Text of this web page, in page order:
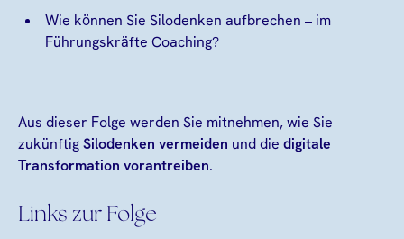
Wie können Sie Silodenken aufbrechen – im
Führungskräfte Coaching?
Aus dieser Folge werden Sie mitnehmen, wie Sie
zukünftigSilodenken vermeiden und die digitale
Transformation vorantreiben.
Links zur Folge